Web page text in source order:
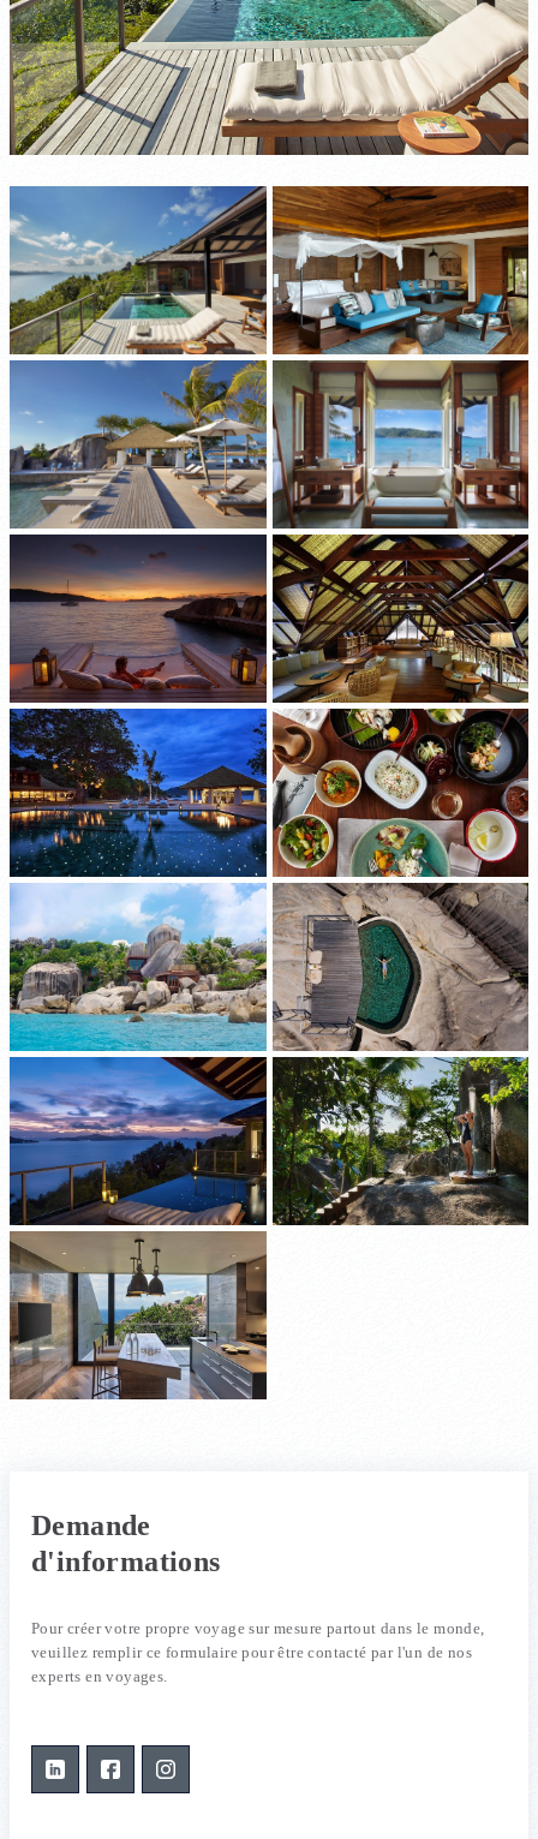
Demande
d'informations
Pour créer votre propre voyage sur mesure partout dans le monde,
veuillez remplir ce formulaire pour être contacté par l'un de nos
experts en voyages.